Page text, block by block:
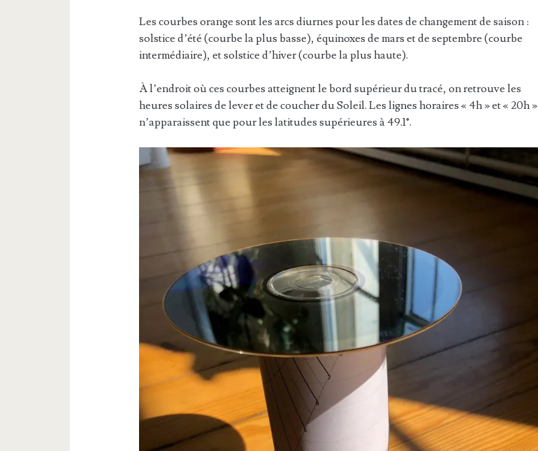
Les courbes orange sont les arcs diurnes pour les dates de changement de saison :
solstice d’été (courbe la plus basse), équinoxes de mars et de septembre (courbe
intermédiaire), et solstice d’hiver (courbe la plus haute).
À l’endroit où ces courbes atteignent le bord supérieur du tracé, on retrouve les
heures solaires de lever et de coucher du Soleil. Les lignes horaires « 4h » et « 20h »
n’apparaissent que pour les latitudes supérieures à 49.1°.